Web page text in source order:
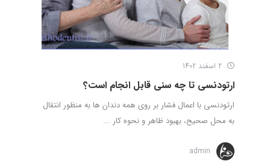
ارتودنسی تا چه سنی قابل انجام است؟
ارتودنسی با اعمال فشار بر روی همه دندان ها به منظور انتقال
به محل صحیح، بهبود ظاهر و نحوه کار ...
admin